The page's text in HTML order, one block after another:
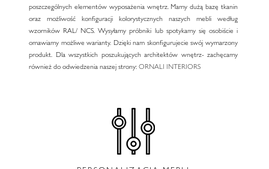
poszczególnych elementów wyposażenia wnętrz. Mamy dużą bazę tkanin
oraz możliwość konfiguracji kolorystycznych naszych mebli według
wzorników RAL/ NCS. Wysyłamy próbniki lub spotykamy się osobiście i
omawiamy możliwe warianty. Dzięki nam skonfigurujecie swój wymarzony
produkt. Dla wszystkich poszukujących architektów wnętrz- zachęcamy
również do odwiedzenia naszej strony:ORNALI INTERIORS